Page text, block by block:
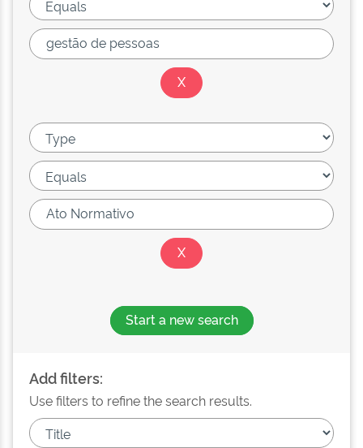
Start a new search
Add filters:
Use filters to refine the search results.